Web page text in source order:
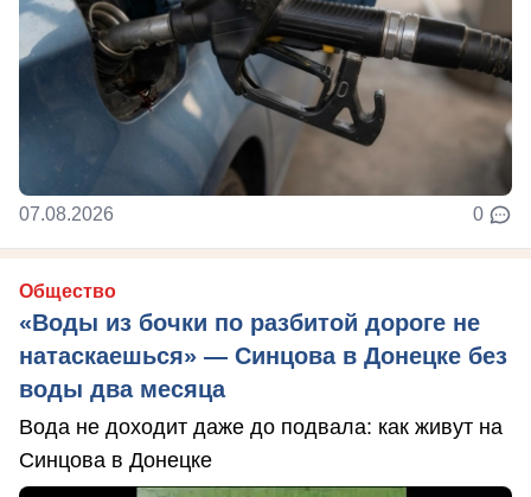
07.08.2026 0
Общество
«Воды из бочки по разбитой дороге не
натаскаешься» — Синцова в Донецке без
воды два месяца
Вода не доходит даже до подвала: как живут на
Синцова в Донецке